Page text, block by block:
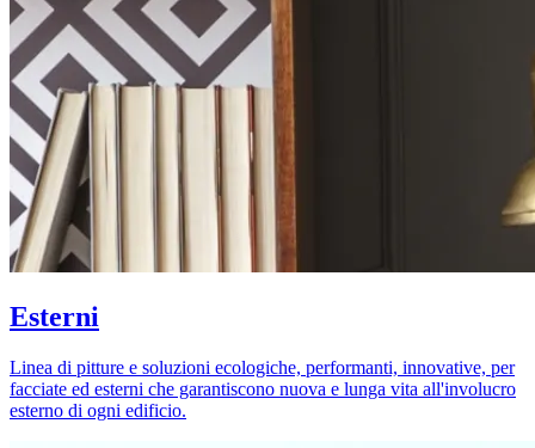
Esterni
Linea di pitture e soluzioni ecologiche, performanti, innovative, per
facciate ed esterni che garantiscono nuova e lunga vita all'involucro
esterno di ogni edificio.